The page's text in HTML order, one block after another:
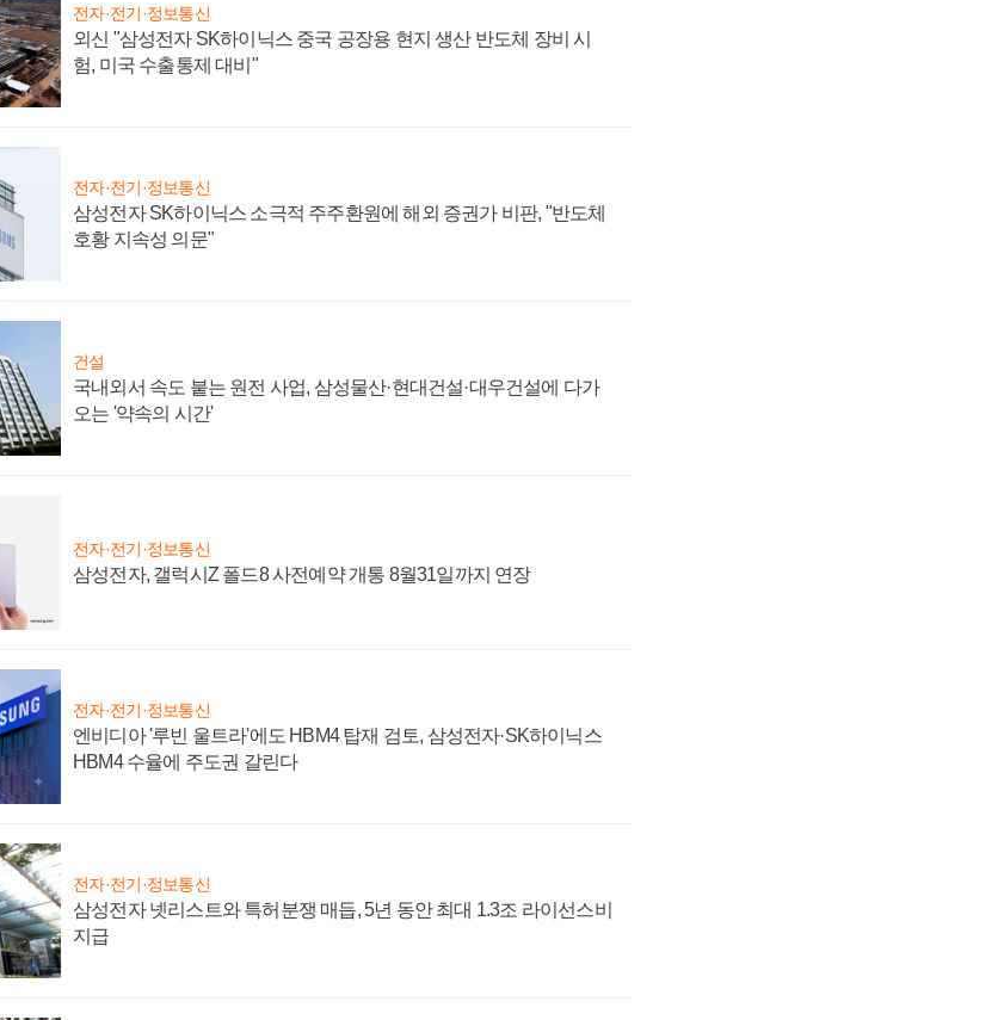
전자·전기·정보통신
외신 "삼성전자 SK하이닉스 중국 공장용 현지 생산 반도체 장비 시
험, 미국 수출통제 대비"
전자·전기·정보통신
삼성전자 SK하이닉스 소극적 주주환원에 해외 증권가 비판, "반도체
호황 지속성 의문"
건설
국내외서 속도 붙는 원전 사업, 삼성물산·현대건설·대우건설에 다가
오는 '약속의 시간'
전자·전기·정보통신
삼성전자, 갤럭시Z 폴드8 사전예약 개통 8월31일까지 연장
전자·전기·정보통신
엔비디아 '루빈 울트라'에도 HBM4 탑재 검토, 삼성전자·SK하이닉스
HBM4 수율에 주도권 갈린다
전자·전기·정보통신
삼성전자 넷리스트와 특허분쟁 매듭, 5년 동안 최대 1.3조 라이선스비
지급